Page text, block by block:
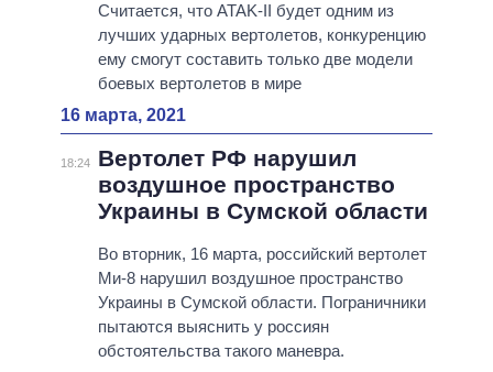
Считается, что ATAK-II будет одним из
лучших ударных вертолетов, конкуренцию
ему смогут составить только две модели
боевых вертолетов в мире
16 марта, 2021
18:24
Вертолет РФ нарушил
воздушное пространство
Украины в Сумской области
Во вторник, 16 марта, российский вертолет
Ми-8 нарушил воздушное пространство
Украины в Сумской области. Пограничники
пытаются выяснить у россиян
обстоятельства такого маневра.